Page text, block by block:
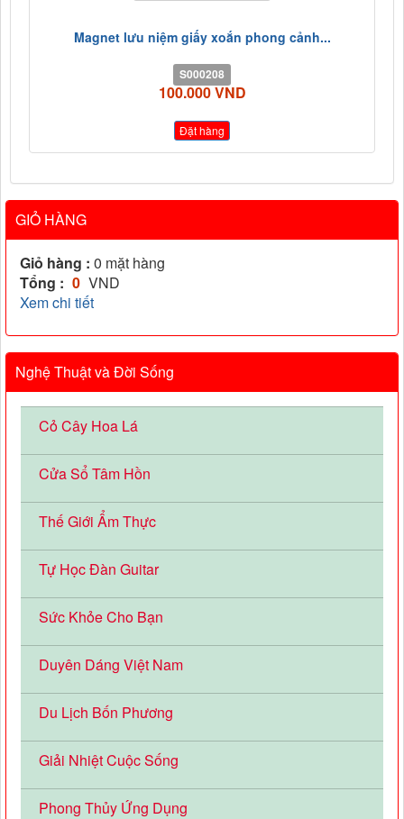
Magnet lưu niệm giấy xoắn phong cảnh...
S000208
100.000 VND
Đặt hàng
GIỎ HÀNG
Giỏ hàng : 0 mặt hàng
Tổng : 0 VND
Xem chi tiết
Nghệ Thuật và Đời Sống
Cỏ Cây Hoa Lá
Cửa Sổ Tâm Hồn
Thế Giới Ẩm Thực
Tự Học Đàn Guitar
Sức Khỏe Cho Bạn
Duyên Dáng Việt Nam
Du Lịch Bốn Phương
Giải Nhiệt Cuộc Sống
Phong Thủy Ứng Dụng